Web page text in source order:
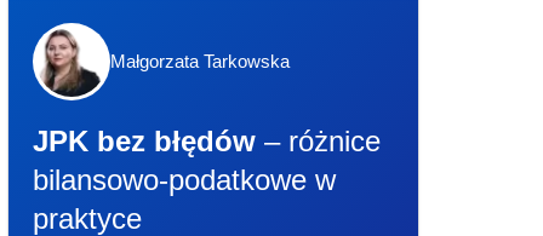
Małgorzata Tarkowska
JPK bez błędów – różnice
bilansowo-podatkowe w
praktyce